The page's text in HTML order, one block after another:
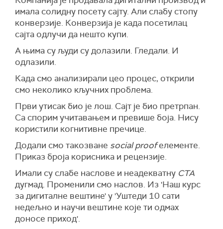
имала солидну посету сајту. Али слабу стопу
конверзије. Конверзија је када посетилац
сајта одлучи да нешто купи.
А њима су људи су долазили. Гледали. И
одлазили.
Када смо анализирали цео процес, открили
смо неколико кључних проблема.
Први утисак био је лош. Сајт је био претрпан.
Са спорим учитавањем и превише боја. Нису
користили когнитивне пречице.
Додали смо такозване social proofелементе.
Приказ броја корисника и рецензије.
Имали су слабе наслове и неадекватну CTA
дугмад. Променили смо наслов. Из 'Наш курс
за дигиталне вештине' у 'Уштеди 10 сати
недељно и научи вештине које ти одмах
доносе приход'.